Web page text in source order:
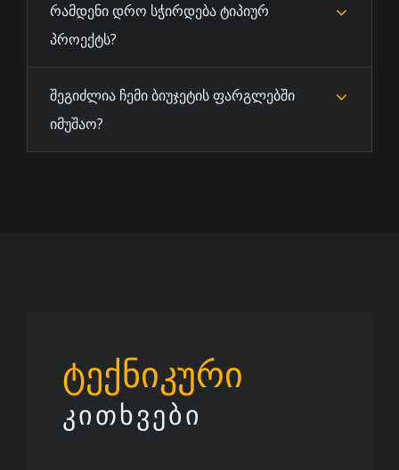
რამდენი დრო სჭირდება ტიპიურ
პროექტს?
შეგიძლია ჩემი ბიუჯეტის ფარგლებში
იმუშაო?
ტექნიკური
ᲙᲘᲗᲮᲕᲔᲑᲘ